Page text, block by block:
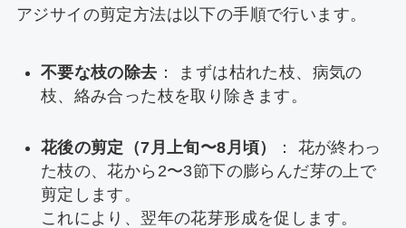
アジサイの剪定方法は以下の手順で行います。
不要な枝の除去 ： まずは枯れた枝、病気の
枝、絡み合った枝を取り除きます。
花後の剪定（7月上旬〜8月頃）
： 花が終わっ
た枝の、花から2〜3節下の膨らんだ芽の上で
剪定します。
これにより、翌年の花芽形成を促します。